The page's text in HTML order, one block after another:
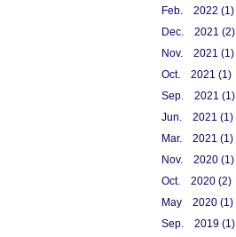
Feb. 2022 (1)
Dec. 2021 (2)
Nov. 2021 (1)
Oct. 2021 (1)
Sep. 2021 (1)
Jun. 2021 (1)
Mar. 2021 (1)
Nov. 2020 (1)
Oct. 2020 (2)
May 2020 (1)
Sep. 2019 (1)